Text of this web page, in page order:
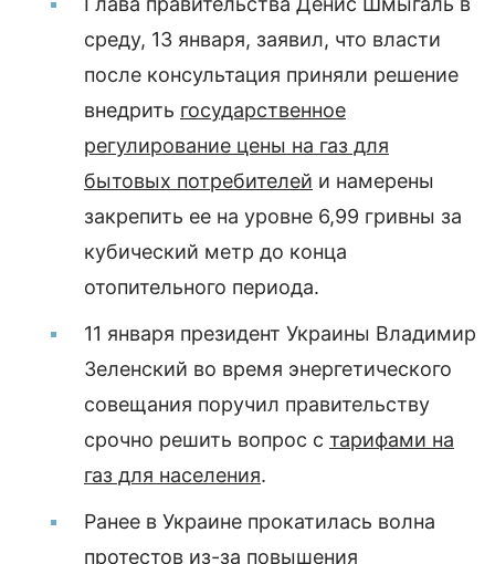
среду, 13 января, заявил, что власти
после консультация приняли решение
внедрить государственное
регулирование цены на газ для
бытовых потребителей и намерены
закрепить ее на уровне 6,99 гривны за
кубический метр до конца
отопительного периода.
11 января президент Украины Владимир
Зеленский во время энергетического
совещания поручил правительству
срочно решить вопрос с тарифами на
газ для населения.
Ранее в Украине прокатилась волна
протестов из-за повышения